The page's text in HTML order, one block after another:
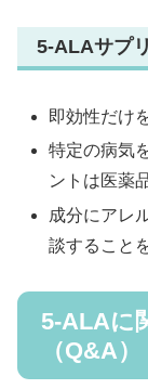
5-ALAサプ
即効性だけ
特定の病気
ントは医薬
成分にアレ
談すること
5-ALAに
（Q&A）